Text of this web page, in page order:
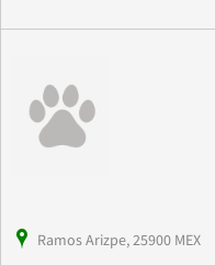
Ramos Arizpe, 25900 MEX